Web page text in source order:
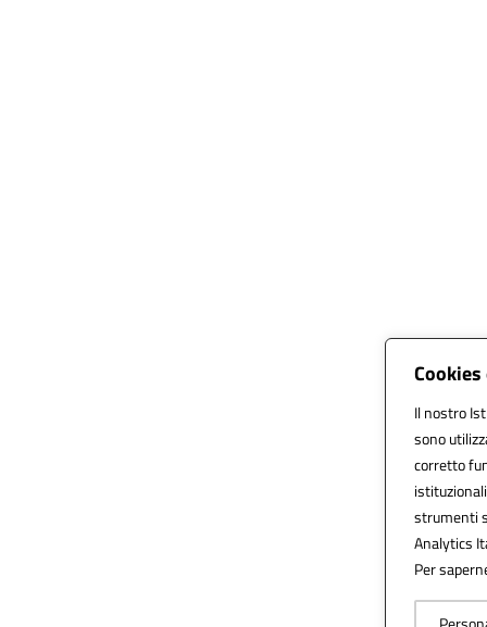
Il nostro
sono
corretto
strumenti
Analytics
Per